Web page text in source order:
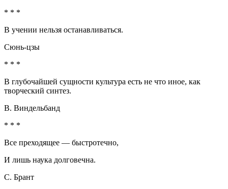
* * *
В учении нельзя останавливаться.
Сюнь-цзы
* * *
В глубочайшей сущности культура есть не что иное, как
творческий синтез.
В. Виндельбанд
* * *
Все преходящее — быстротечно,
И лишь наука долговечна.
С. Брант